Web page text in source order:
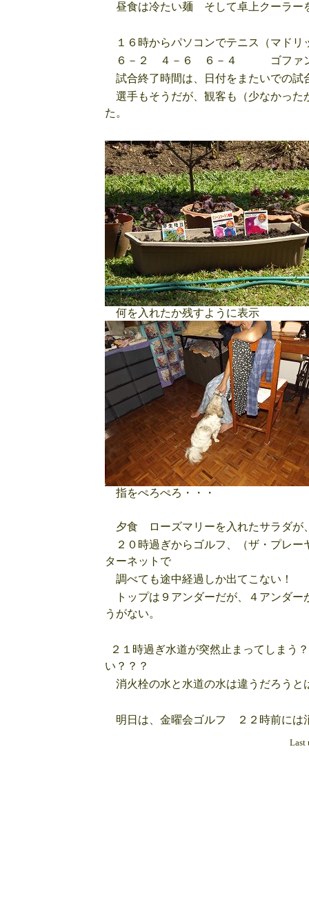
昼食は冷たい麺 そして卓上クーラー
１６時からパソコンでテニス（マド
６－２ ４－６ ６－４ ゴファン
試合終了時間は、日付をまたいでの試
選手もそうだが、観客も（少なかっ
た。
何を入れたか残すように表示
指をぺろぺろ・・・
夕食 ローズマリーを入れたサラダが
２０時過ぎからゴルフ、（ザ・プレー
ターネットで
調べても途中経過しか出てこない！
トップは９アンダーだが、４アンダー
うがない。
２１時過ぎ水道が突然止まってしまう
い？？？
消火栓の水と水道の水は違うだろうと
明日は、金曜会ゴルフ ２２時前には
Last